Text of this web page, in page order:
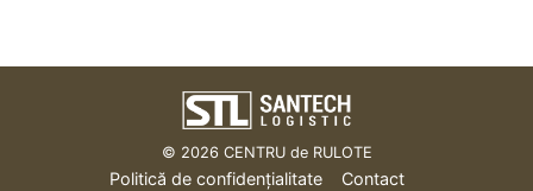
© 2026 CENTRU de RULOTE
Politică de confidențialitate Contact